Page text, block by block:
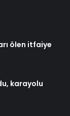
ölen itfaiye
karayolu